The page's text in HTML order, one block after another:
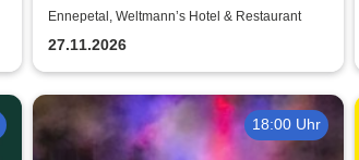
Around Irish Dance Show
Ennepetal, Weltmann’s Hotel & Restaurant
27.11.2026
18:00 Uhr